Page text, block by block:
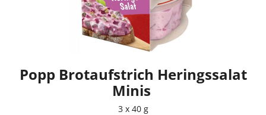
Popp Brotaufstrich Heringssalat
Minis
3 x 40 g